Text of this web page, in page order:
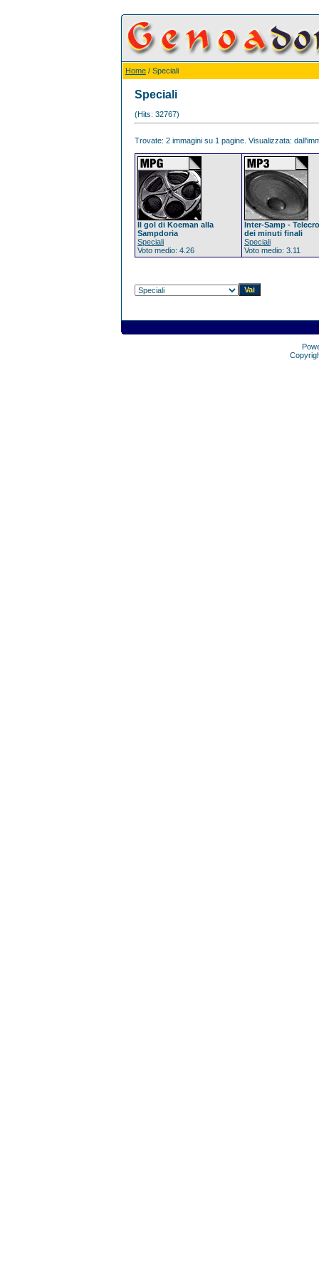
Home / Speciali
Speciali
(Hits: 32767)
Trovate: 2 immagini su 1 pagine. Visualizzata:
Il gol di Koeman alla
Sampdoria
Speciali
Voto medio: 4.26
Inter-Samp -
dei minuti finali
Speciali
Voto medio: 3.11